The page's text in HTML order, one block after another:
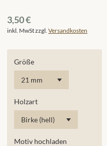
3,50 €
inkl. MwSt zzgl. Versandkosten
Größe
Holzart
Motiv hochladen